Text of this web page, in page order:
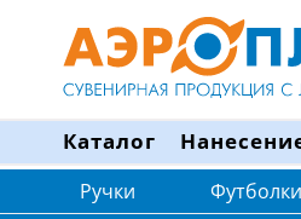
Каталог
Ручки Футболки